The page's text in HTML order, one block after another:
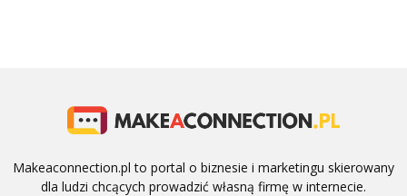
Makeaconnection.pl to portal o biznesie i marketingu skierowany
dla ludzi chcących prowadzić własną firmę w internecie.